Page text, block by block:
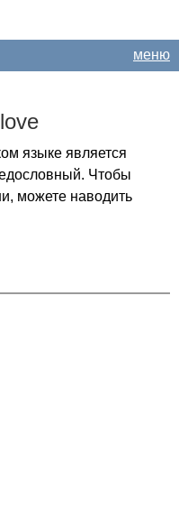
меню
love
языке является
Чтобы
можете наводить